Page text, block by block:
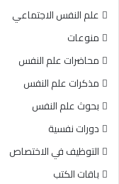
علم النفس الاجتماعي
منوعات
محاضرات علم النفس
مذكرات علم النفس
بحوث علم النفس
دورات نفسية
التوظيف في الاختصاص
باقات الكتب